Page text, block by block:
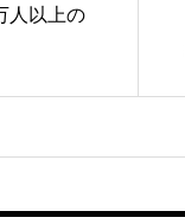
人以上の